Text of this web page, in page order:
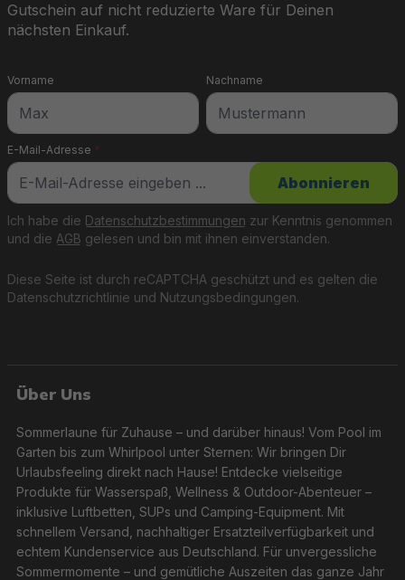
Gutschein auf nicht reduzierte Ware für Deinen
nächsten Einkauf.
E-Mail-Adresse *
Vorname Nachname
Diese Seite ist durch reCAPTCHA geschützt und es gelten die
Datenschutzrichtlinie und Nutzungsbedingungen.
Ich habe die Datenschutzbestimmungen zur Kenntnis genommen
und die AGB gelesen und bin mit ihnen einverstanden.
Abonnieren
Über Uns
Sommerlaune für Zuhause – und darüber hinaus! Vom Pool im
Garten bis zum Whirlpool unter Sternen: Wir bringen Dir
Urlaubsfeeling direkt nach Hause! Entdecke vielseitige
Produkte für Wasserspaß, Wellness & Outdoor-Abenteuer –
inklusive Luftbetten, SUPs und Camping-Equipment. Mit
schnellem Versand, nachhaltiger Ersatzteilverfügbarkeit und
echtem Kundenservice aus Deutschland. Für unvergessliche
Sommermomente – und gemütliche Auszeiten das ganze Jahr